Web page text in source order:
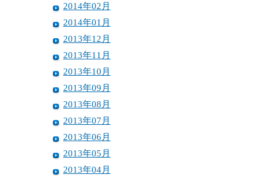
2014年02月
2014年01月
2013年12月
2013年11月
2013年10月
2013年09月
2013年08月
2013年07月
2013年06月
2013年05月
2013年04月